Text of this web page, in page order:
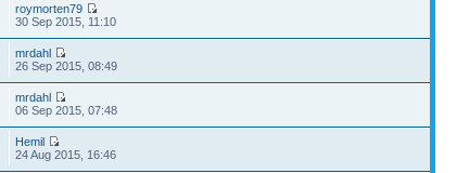
roymorten79
30 Sep 2015, 11:10
mrdahl
26 Sep 2015, 08:49
mrdahl
06 Sep 2015, 07:48
Hemil
24 Aug 2015, 16:46